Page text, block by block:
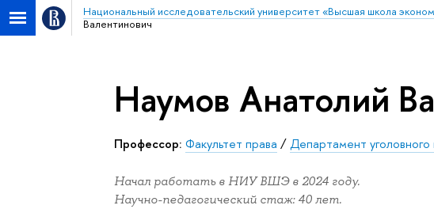
Национальный исследовательский университет «Высшая школа
Валентинович
Наумов Анатолий
Профессор: Факультет права /Департамент
Начал работать в НИУ ВШЭ в 2024 году.
Научно-педагогический стаж: 40 лет.